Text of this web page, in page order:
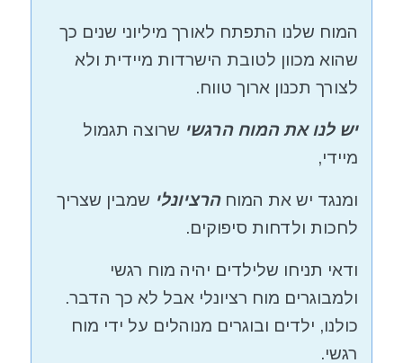
המוח שלנו התפתח לאורך מיליוני שנים כך
שהוא מכוון לטובת הישרדות מיידית ולא
לצורך תכנון ארוך טווח.
יש לנו את המוח הרגשי שרוצה תגמול
מיידי,
ומנגד יש את המוחהרציונלי שמבין שצריך
לחכות ולדחות סיפוקים.
ודאי תניחו שלילדים יהיה מוח רגשי
ולמבוגרים מוח רציונלי אבל לא כך הדבר.
כולנו, ילדים ובוגרים מנוהלים על ידי מוח
רגשי.